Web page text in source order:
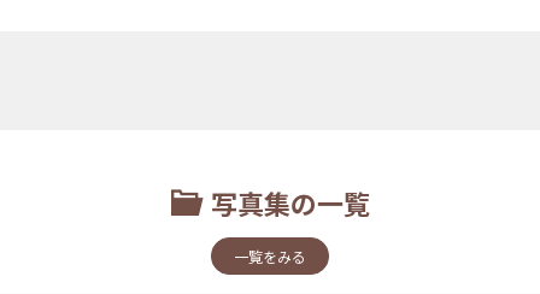
写真集の一覧
一覧をみる